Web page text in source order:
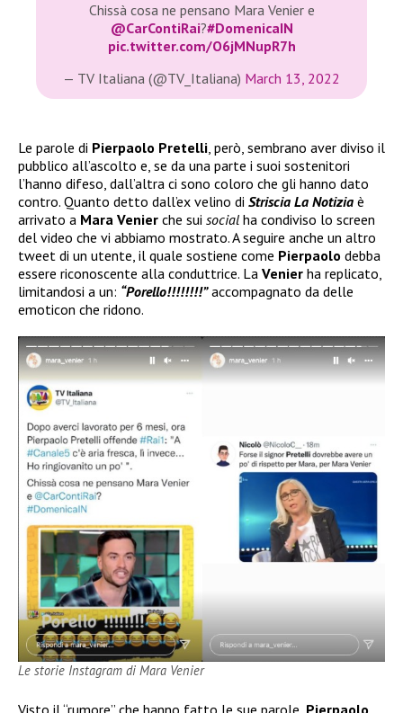
Chissà cosa ne pensano Mara Venier e
@CarContiRai?#DomenicaIN
pic.twitter.com/O6jMNupR7h
— TV Italiana (@TV_Italiana) March 13, 2022
Le parole di Pierpaolo Pretelli, però, sembrano aver diviso il
pubblico all’ascolto e, se da una parte i suoi sostenitori
l’hanno difeso, dall’altra ci sono coloro che gli hanno dato
contro. Quanto detto dall’ex velino di Striscia La Notizia è
arrivato a Mara Venier che sui social ha condiviso lo screen
del video che vi abbiamo mostrato. A seguire anche un altro
tweet di un utente, il quale sostiene come Pierpaolo debba
essere riconoscente alla conduttrice. La Venier ha replicato,
limitandosi a un: “Porello!!!!!!!!”accompagnato da delle
emoticon che ridono.
Le storie Instagram di Mara Venier